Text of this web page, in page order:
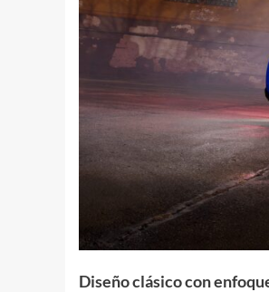
Diseño clásico con